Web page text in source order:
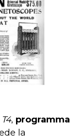
, programma
la